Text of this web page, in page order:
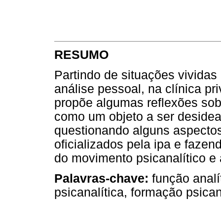
RESUMO
Partindo de situações
análise pessoal, na clínica
propõe algumas reflexões
como um objeto a ser
questionando alguns
oficializados pela ipa e
do movimento psicanalítico e
Palavras-chave: função
psicanalítica, formação